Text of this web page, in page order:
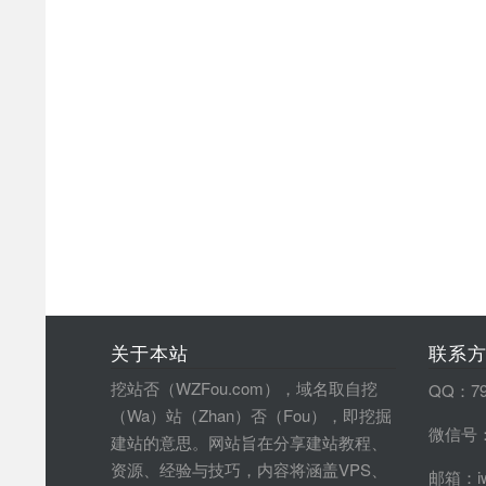
关于本站
挖站否（WZFou.com），域名取自挖
（Wa）站（Zhan）否（Fou），即挖掘
建站的意思。网站旨在分享建站教程、
资源、经验与技巧，内容将涵盖VPS、
联系
QQ：
微信号
邮箱：